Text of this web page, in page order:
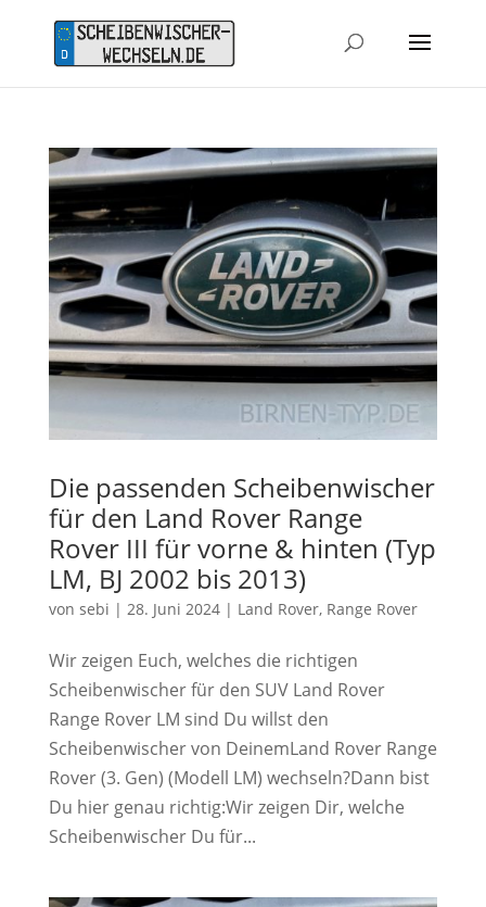
Die passenden Scheibenwischer
für den Land Rover Range
Rover III für vorne & hinten (Typ
LM, BJ 2002 bis 2013)
von sebi | 28. Juni 2024| Land Rover, Range Rover
Wir zeigen Euch, welches die richtigen
Scheibenwischer für den SUV Land Rover
Range Rover LM sind Du willst den
Scheibenwischer von DeinemLand Rover Range
Rover (3. Gen) (Modell LM) wechseln?Dann bist
Du hier genau richtig:Wir zeigen Dir, welche
Scheibenwischer Du für...